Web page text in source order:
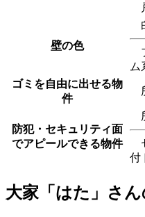
壁の色
ム
ゴミを自由に出せる物
件
防犯・セキュリティ面
でアピールできる物件
付
大家「はた」さ